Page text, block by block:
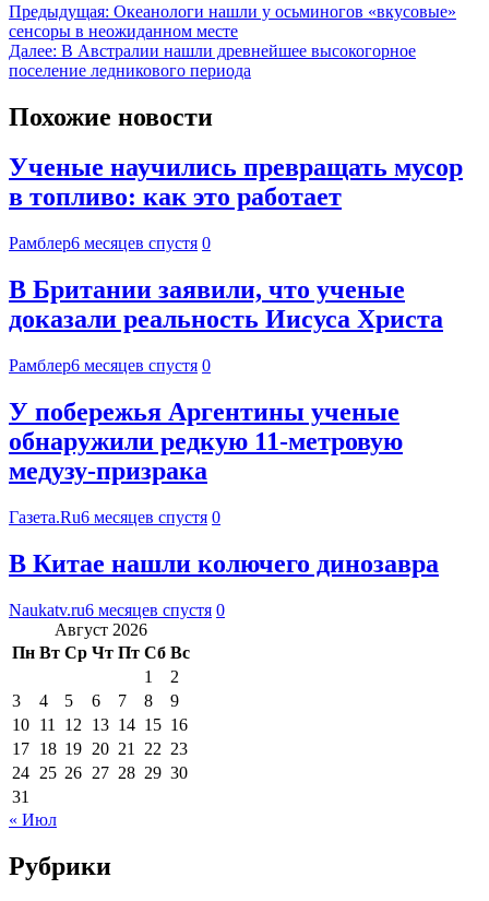
Предыдущая: Океанологи нашли у осьминогов «вкусовые»
сенсоры в неожиданном месте
Далее: В Австралии нашли древнейшее высокогорное
поселение ледникового периода
Похожие новости
Ученые научились превращать мусор
в топливо: как это работает
Рамблер6 месяцев спустя 0
В Британии заявили, что ученые
доказали реальность Иисуса Христа
Рамблер6 месяцев спустя 0
У побережья Аргентины ученые
обнаружили редкую 11-метровую
медузу-призрака
Газета.Ru6 месяцев спустя 0
В Китае нашли колючего динозавра
Naukatv.ru6 месяцев спустя 0
Август 2026
Пн Вт Ср Чт Пт Сб Вс
1
2
3
4 5 6 7 8
9
10 11 12 13 14 15 16
17 18 19 20 21 22 23
24 25 26 27 28 29 30
31
« Июл
Рубрики